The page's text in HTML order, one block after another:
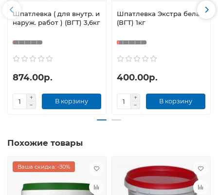
Шпатлевка ( для внутр. и
наруж. работ ) (ВГТ) 3,6кг
874.00р.
В корзину
Шпатлевка Экстра белая
(ВГТ) 1кг
400.00р.
В корзину
Похожие товары
Ваша скидка: -30%